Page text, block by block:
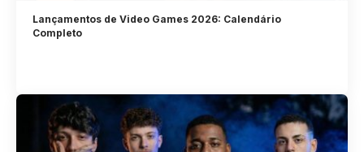
Lançamentos de Video Games 2026: Calendário
Completo